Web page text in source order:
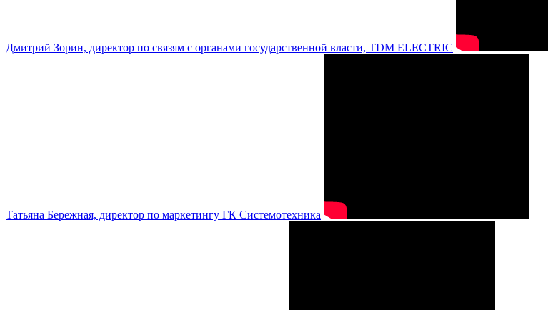
Дмитрий Зорин, директор по связям с органами государственной власти, TDM ELECTRIC
Татьяна Бережная, директор по маркетингу ГК Системотехника